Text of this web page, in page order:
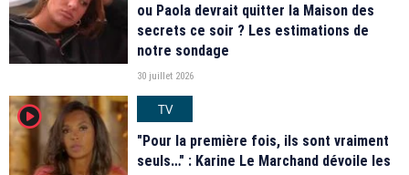
ou Paola devrait quitter la Maison des
secrets ce soir ? Les estimations de
notre sondage
30 juillet 2026
player2
TV
"Pour la première fois, ils sont vraiment
seuls…" : Karine Le Marchand dévoile les